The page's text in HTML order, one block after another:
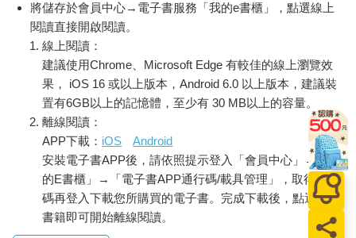
將儲存於會員中心→電子書服務「我的e書櫃」，點選線上
閱讀直接開啟閱讀。
線上閱讀：
建議使用Chrome、Microsoft Edge 有較佳的線上瀏覽效
果， iOS 16 或以上版本，Android 6.0 以上版本，建議裝
置有6GB以上的記憶體，至少有 30 MB以上的容量。
離線閱讀：
APP下載： iOS
Android
安裝電子書APP後，請依照提示登入「會員中心」→「我
的E書櫃」→「電子書APP通行碼/載具管理」，取得通行
碼再登入下載您所購買的電子書。完成下載後，點選任一
書籍即可開始離線閱讀。